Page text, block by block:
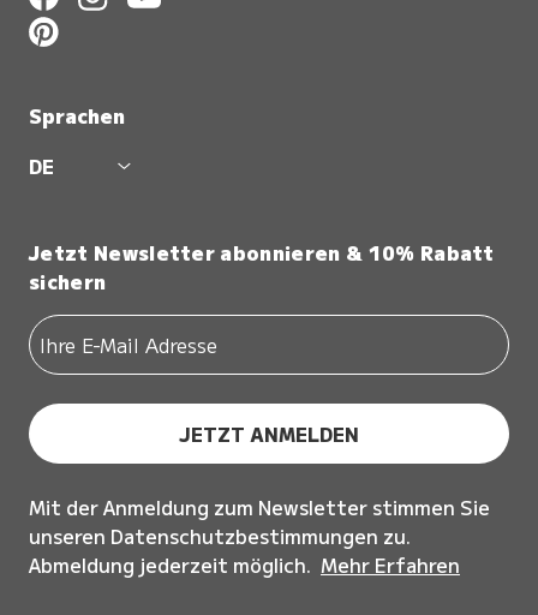
Sprachen
DE
Jetzt Newsletter abonnieren & 10% Rabatt
sichern
JETZT ANMELDEN
Mit der Anmeldung zum Newsletter stimmen Sie
unseren Datenschutzbestimmungen zu.
Abmeldung jederzeit möglich. Mehr Erfahren